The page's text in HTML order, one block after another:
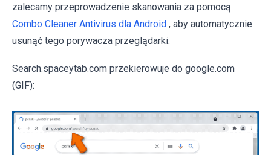
zalecamy przeprowadzenie skanowania za pomocą
Combo Cleaner Antivirus dla Android , aby automatycznie
usunąć tego porywacza przeglądarki.
Search.spaceytab.com przekierowuje do google.com
(GIF):